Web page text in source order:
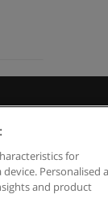
for
Personalised
and product